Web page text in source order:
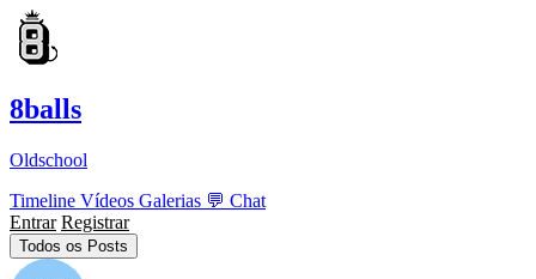
8balls
Oldschool
Timeline Vídeos Galerias 💬 Chat
Entrar Registrar
Todos os Posts